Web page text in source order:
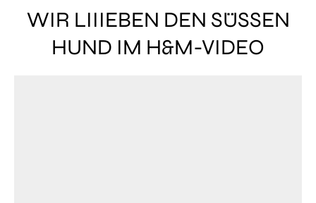
WIR LIIIEBEN DEN SÜSSEN
HUND IM H&M-VIDEO